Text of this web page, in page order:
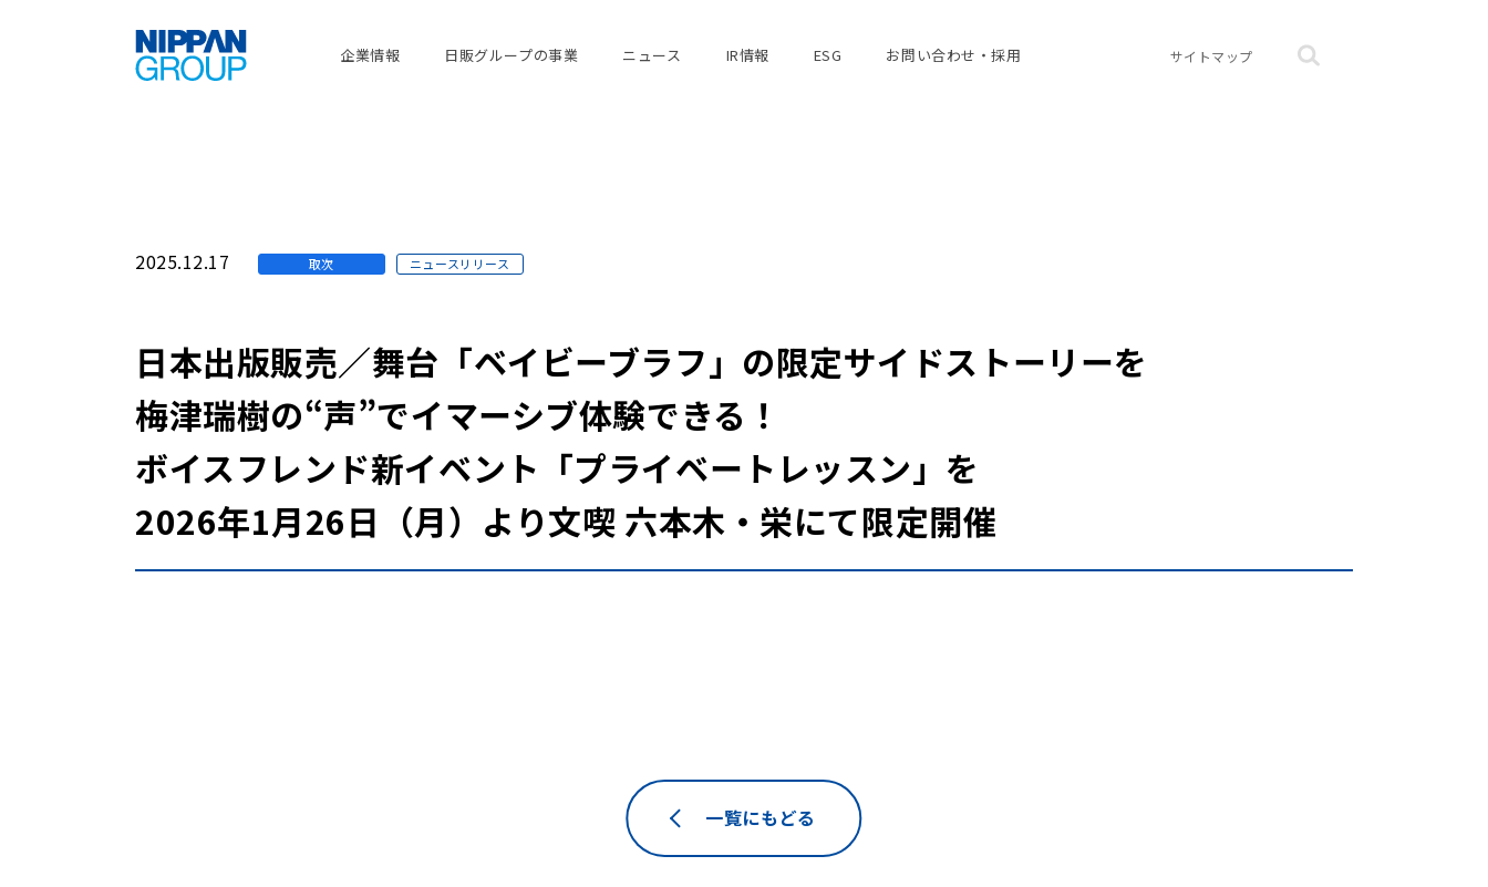
企業情報 日販グループの事業 ニュース IR情報 ESG お問い合わせ・採用 サイトマップ
2025.12.17 取次 ニュースリリース
日本出版販売／舞台「ベイビーブラフ」の限定サイドストーリーを
梅津瑞樹の“声”でイマーシブ体験できる！
ボイスフレンド新イベント「プライベートレッスン」を
2026年1月26日（月）より文喫 六本木・栄にて限定開催
一覧にもどる